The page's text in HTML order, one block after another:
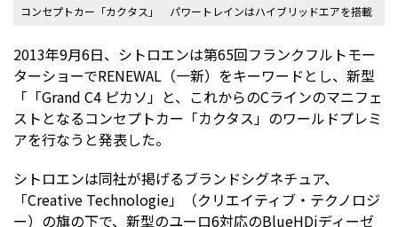
コンセプトカー「カクタス」 パワートレインはハイブリッドエアを搭載
2013年9月6日、シトロエンは第65回フランクフルトモー
ターショーでRENEWAL（一新）をキーワードとし、新型
「「Grand C4 ピカソ」と、これからのCラインのマニフェ
ストとなるコンセプトカー「カクタス」のワールドプレミ
アを行なうと発表した。
シトロエンは同社が掲げるブランドシグネチュア、
「Creative Technologie」（クリエイティブ・テクノロジ
ー）の旗の下で、新型のユーロ6対応のBlueHDiディーゼ